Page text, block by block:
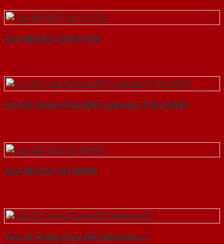
Cửa ABS KOS 101F K1129
Cửa Gỗ Chống Cháy MDF Laminate P1R2 23029
Cửa ABS KOS 101 W0901
Cửa Gỗ Chống Cháy MDF Melamine 1